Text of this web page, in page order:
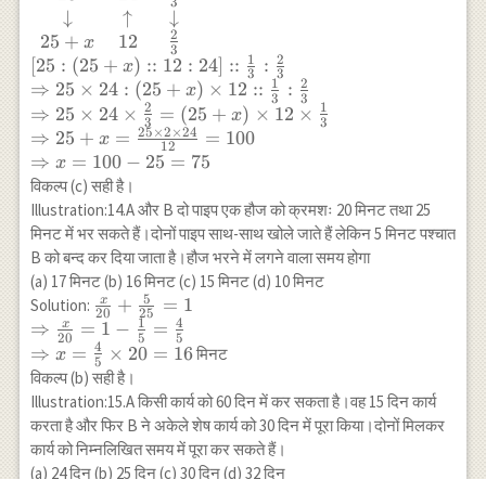
{12} \\
\Rightarrow
x=\frac{5}{12}
\times
8=\frac{10}
{3}=3 \frac{1}
{3}
\text{आदमी} &
\text{दिन} &
\text{काम} \\
25 & 24 &
\frac{1}{3} \\
\downarrow &
\uparrow &
\downarrow \\
25+x & 12 &
\frac{2}{3}
\end{array} \\
[25:(25+x):: 12:
24]:: \frac{1}
{3}: \frac{2}
{3} \\
\Rightarrow 25
\times 24:
(25+x) \times
12:: \frac{1}
{3}: \frac{2}
{3} \\
↓
25 + x
↑
12
↓
3
2
[25 : (25 + x) :: 12 : 24] :: 3
1 : 3
2
⇒ 25 × 24 : (25 + x) × 12 :: 3
1 : 3
2
⇒ 25 × 24 × 3
2 = (25 + x) × 12 × 3
1
⇒ 25 + x = 12
25 ×2 ×24 = 100
⇒ x = 100 − 25 = 75
विकल्प (c) सही है।
Illustration:14.A और B दो पाइप एक हौज को क्रमशः 20 मिनट तथा 25
मिनट में भर सकते हैं।दोनों पाइप साथ-साथ खोले जाते हैं लेकिन 5 मिनट पश्चात
B को बन्द कर दिया जाता है।हौज भरने में लगने वाला समय होगा
(a) 17 मिनट (b) 16 मिनट (c) 15 मिनट (d) 10 मिनट
Solution: \frac{x}
{20}+\frac{5}
{25}=1 \\
\Rightarrow
\frac{x}
{20}=1-
\frac{1}
{5}=\frac{4}
20
x + 25
5 = 1
⇒ 20
x = 1 − 5
1 = 5
4
⇒ x = 5
4 × 20 = 16मिनट
विकल्प (b) सही है।
Illustration:15.A किसी कार्य को 60 दिन में कर सकता है।वह 15 दिन कार्य
करता है और फिर B ने अकेले शेष कार्य को 30 दिन में पूरा किया।दोनों मिलकर
कार्य को निम्नलिखित समय में पूरा कर सकते हैं।
(a) 24 दिन (b) 25 दिन (c) 30 दिन (d) 32 दिन